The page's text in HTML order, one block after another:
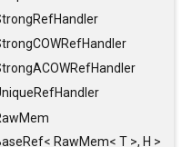
RawMem< T >, H >